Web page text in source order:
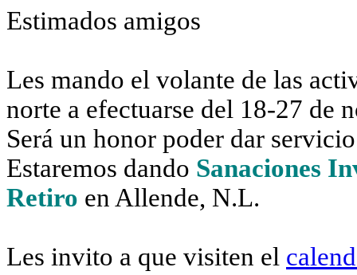
Estimados amigos
Les mando el volante de las
norte a efectuarse del 18-27 de
Será un honor poder dar
Estaremos dando Sanaciones
Retiro en Allende, N.L.
Les invito a que visiten el